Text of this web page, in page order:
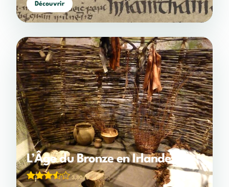
Découvrir
L’Âge du Bronze en Irlande
3,80/5(5 votes)